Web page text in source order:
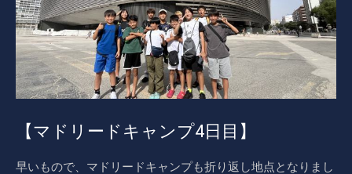
【マドリードキャンプ4日目】
早いもので、マドリードキャンプも折り返し地点となりまし